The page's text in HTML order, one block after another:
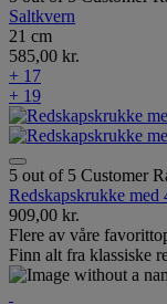
Saltkvern
21 cm
585,00 kr.
+ 17
+ 19
5 out of 5 Customer
Redskapskrukke med
909,00 kr.
Flere av våre
Finn alt fra klassiske